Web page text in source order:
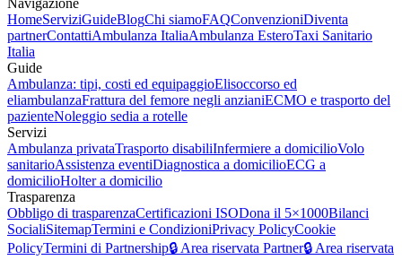
HomeServiziGuideBlogChi siamoFAQConvenzioniDiventa
partnerContattiAmbulanza ItaliaAmbulanza EsteroTaxi Sanitario
Italia
Guide
Ambulanza: tipi, costi ed equipaggioElisoccorso ed
eliambulanzaFrattura del femore negli anzianiECMO e trasporto del
pazienteNoleggio sedia a rotelle
Servizi
Ambulanza privataTrasporto disabiliInfermiere a domicilioVolo
sanitarioAssistenza eventiDiagnostica a domicilioECG a
domicilioHolter a domicilio
Trasparenza
Obbligo di trasparenzaCertificazioni ISODona il 5×1000Bilanci
SocialiSitemapTermini e CondizioniPrivacy PolicyCookie
PolicyTermini di Partnership🔒 Area riservata Partner🔒 Area riservata